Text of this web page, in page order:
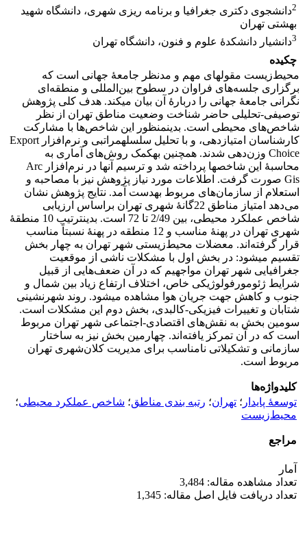
2دانشجوی دکتری جغرافیا و برنامه ریزی شهری، دانشگاه شهید
بهشتی تهران
3دانشیار دانشکدۀ علوم و فنون، دانشگاه تهران
چکیده
محیط‌زیست مقوله­ای مهم و مدنظر جامعۀ جهانی است که
برگزاری جلسه‌های فراوان در سطوح بین‌المللی و منطقه‌ای
نگرانی جامعۀ جهانی را دربارۀ آن بیان می­کند. هدف کلی پژوهش
توصیفی-تحلیلی حاضر شناخت وضعیت مناطق تهران از نظر
شاخص‌های محیطی است. بدین­منظور این شاخص‌ها با مشارکت
کارشناسان امتیازدهی، و با تحلیل سلسله­مراتبی و نرم‌افزار Export
Choice وزن‌دهی شدند. همچنین به­کمک روش‌های آماری به
محاسبۀ این شاخص­ها پرداخته شد و ترسیم آن­ها در نرم‌افزار Arc
Gis صورت گرفت. اطلاعات مورد نیاز پژوهش نیز با مصاحبه و
استعلام از سازمان‌های مربوط به­دست آمد. نتایج پژوهش نشان
می‌دهد امتیاز مناطق 22گانۀ شهری تهران براساس ارزیابی
شاخص عملکرد محیطی، بین 2/49 تا 72 است. بدین­ترتیب 10 منطقۀ
شهری تهران در پهنۀ مناسب و 12 منطقه در پهنۀ نسبتاً مناسب
قرار گرفته‌اند. معضلات محیط‌زیستی شهر تهران به چهار بخش
تقسیم می­شود: در بخش اول با مشکلات ناشی از موقعیت
جغرافیایی شهر تهران مواجهیم که در آن ضعف‌هایی از قبیل
شرایط ژئومورفولوژیکی خاص، اختلاف ارتفاع زیاد بین شمال و
جنوب و کاهش جهت جریان هوا مشاهده می­شود. روند شهرنشینی
شتابان و تغییرات فیزیکی-کالبدی، بخش دوم این مشکلات است.
سومین بخش به نقش‌های اقتصادی-اجتماعی شهر تهران مربوط
است که در آن تمرکز یافته‌اند. چهارمین بخش نیز به ساختار
سازمانی و تشکیلاتی نامناسب برای مدیریت کلان‌شهری تهران
مربوط است.
کلیدواژه‌ها
توسعۀ پایدار ؛ تهران؛ رتبه بندی مناطق؛ شاخص عملکرد محیطی؛
محیط‌زیست
مراجع
آمار
تعداد مشاهده مقاله: 3,484
تعداد دریافت فایل اصل مقاله: 1,345